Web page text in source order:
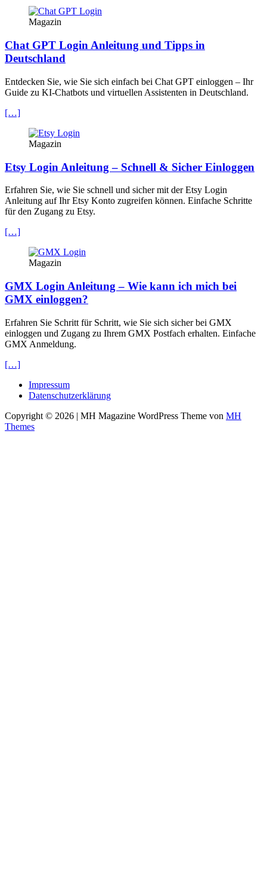
Magazin
Chat GPT Login Anleitung und Tipps in
Deutschland
Entdecken Sie, wie Sie sich einfach bei Chat GPT einloggen – Ihr
Guide zu KI-Chatbots und virtuellen Assistenten in Deutschland.
[…]
Magazin
Etsy Login Anleitung – Schnell & Sicher Einloggen
Erfahren Sie, wie Sie schnell und sicher mit der Etsy Login
Anleitung auf Ihr Etsy Konto zugreifen können. Einfache Schritte
für den Zugang zu Etsy.
[…]
Magazin
GMX Login Anleitung – Wie kann ich mich bei
GMX einloggen?
Erfahren Sie Schritt für Schritt, wie Sie sich sicher bei GMX
einloggen und Zugang zu Ihrem GMX Postfach erhalten. Einfache
GMX Anmeldung.
[…]
Impressum
Datenschutzerklärung
Copyright © 2026 | MH Magazine WordPress Theme von MH
Themes